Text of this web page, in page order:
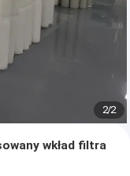
2/2
wkład filtra